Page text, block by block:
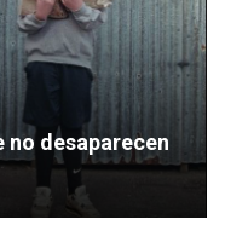
no desaparecen